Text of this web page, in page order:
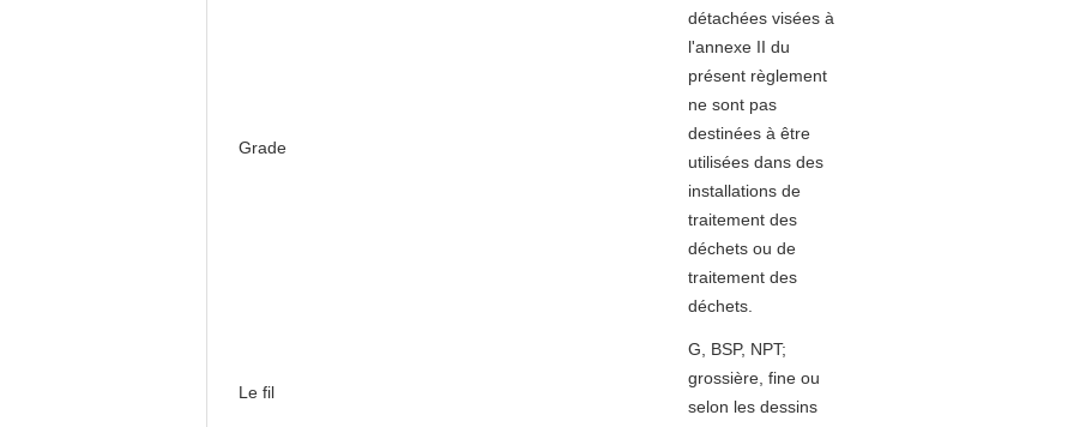
Grade
détachées visées à
l'annexe II du
présent règlement
ne sont pas
destinées à être
utilisées dans des
installations de
traitement des
déchets ou de
traitement des
déchets.
Le fil
G, BSP, NPT;
grossière, fine ou
selon les dessins